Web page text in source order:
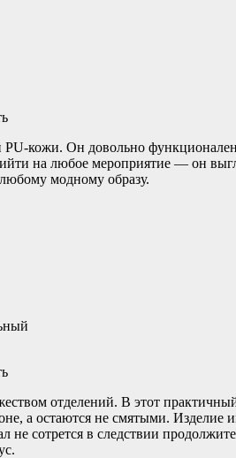
PU-кожи. Он довольно
на любое мероприятие — он
модному образу.
отделений. В этот
а остаются не смятыми.
сотрется в следствии